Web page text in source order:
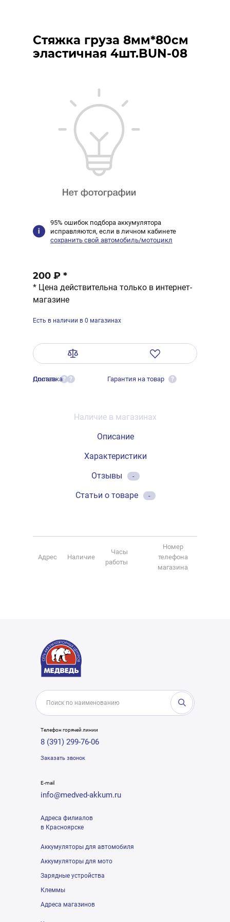
Стяжка груза 8мм*80см
эластичная 4шт.BUN-08
95% ошибок подбора аккумулятора
исправляются, если в личном кабинете
сохранить свой автомобиль/мотоцикл
200 ₽ *
* Цена действительна только в интернет-
магазине
Есть в наличии в 0 магазинах
Оплата ?
Доставка ? Гарантия на товар ?
Наличие в магазинах
Описание
Характеристики
Отзывы
-
Статьи о товаре -
Адрес Наличие
Часы
работы
Номер
телефона
магазина
Телефон горячей линии
8 (391) 299-76-06
Заказать звонок
E-mail
info@medved-akkum.ru
Адреса филиалов
в Красноярске
Аккумуляторы для автомобиля
Аккумуляторы для мото
Зарядные устройства
Клеммы
Адреса магазинов